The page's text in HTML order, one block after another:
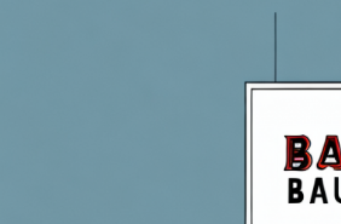
Über uns
FAQ
Kontakt